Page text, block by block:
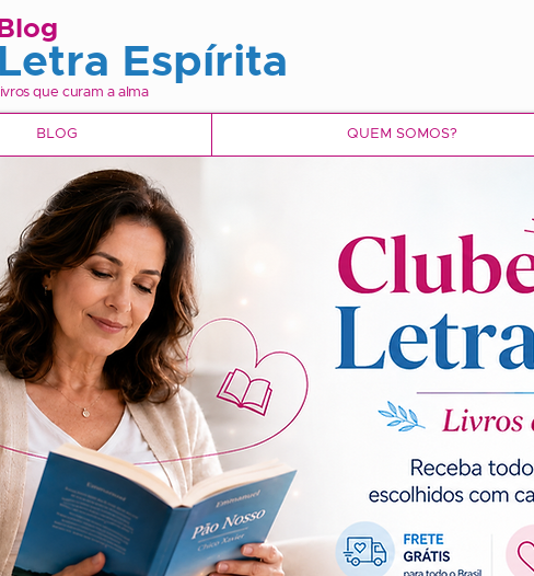
Letra Espírita
Blog
livros que curam a alma
BLOG QUEM SOMOS?